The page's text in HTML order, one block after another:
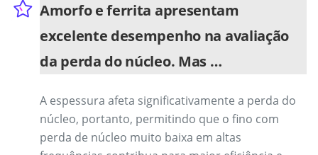
Amorfo e ferrita apresentam
excelente desempenho na avaliação
da perda do núcleo. Mas …
A espessura afeta significativamente a perda do
núcleo, portanto, permitindo que o fino com
perda de núcleo muito baixa em altas